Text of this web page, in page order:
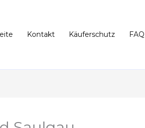
Kontakt Käuferschutz FAQ